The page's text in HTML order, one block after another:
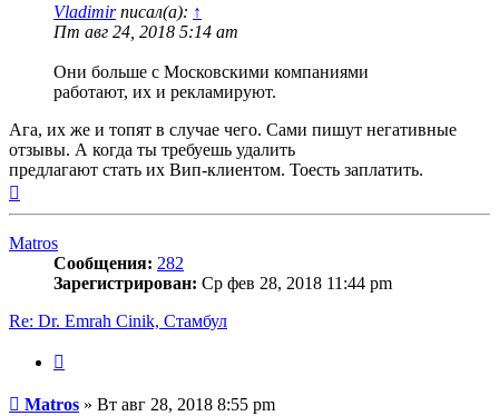
Vladimirписал(а): ↑
Пт авг 24, 2018 5:14 am
Они больше с Московскими компаниями
работают, их и рекламируют.
Ага, их же и топят в случае чего. Сами пишут негативные
отзывы. А когда ты требуешь удалить
предлагают стать их Вип-клиентом. Тоесть заплатить.
Matros
Сообщения: 282
Зарегистрирован: Ср фев 28, 2018 11:44 pm
Re: Dr. Emrah Cinik, Стамбул
Сообщение
Matros » Вт авг 28, 2018 8:55 pm